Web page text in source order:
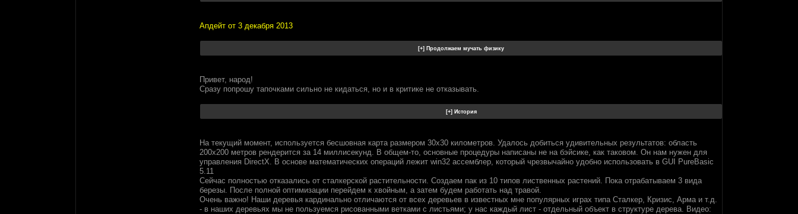
Апдейт от 3 декабря 2013
Привет, народ!
Сразу попрошу тапочками сильно не кидаться, но и в критике не отказывать.
На текущий момент, используется бесшовная карта размером 30х30 километров. Удалось добиться удивительных результатов: область
200х200 метров рендерится за 14 миллисекунд. В общем-то, основные процедуры написаны не на бэйсике, как таковом. Он нам нужен для
управления DirectX. В основе математических операций лежит win32 ассемблер, который чрезвычайно удобно использовать в GUI PureBasic
5.11
Сейчас полностью отказались от сталкерской растительности. Создаем пак из 10 типов лиственных растений. Пока отрабатываем 3 вида
березы. После полной оптимизации перейдем к хвойным, а затем будем работать над травой.
Очень важно! Наши деревья кардинально отличаются от всех деревьев в известных мне популярных играх типа Сталкер, Кризис, Арма и т.д.
- в наших деревьях мы не пользуемся рисованными ветками с листьями; у нас каждый лист - отдельный объект в структуре дерева. Видео: